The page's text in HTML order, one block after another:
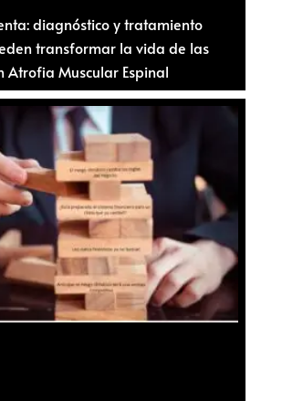
diagnóstico y tratamiento
transformar la vida de las
Atrofia Muscular Espinal